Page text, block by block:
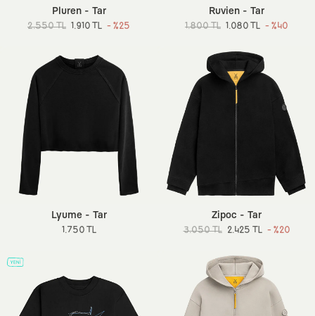
Pluren - Tar
2.550 TL 1.910 TL - %25
Ruvien - Tar
1.800 TL 1.080 TL - %40
Lyume - Tar
1.750 TL
Zipoc - Tar
3.050 TL 2.425 TL - %20